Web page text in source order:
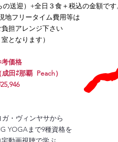
送迎）+全日３食＋税込の金額です
地フリータイム費用等は
担アレンジ下さい
室となります）
価格
田⇄那覇 Peach）
ガ・ヴィンヤサから
YOGA​まで9種資格を